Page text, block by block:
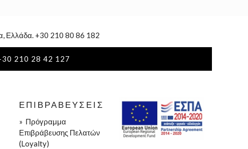
Ελλάδα. +30 210 80 86 182
210 28 42 127
ΕΠΙΒΡΑΒΕΎΣΕΙΣ
» Πρόγραμμα
Επιβράβευσης Πελατών
(Loyalty)